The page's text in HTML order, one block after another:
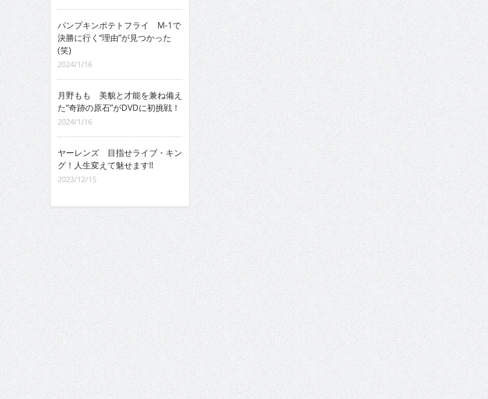
パンプキンポテトフライ M-1で
決勝に行く“理由”が見つかった
(笑)
2024/1/16
月野もも 美貌と才能を兼ね備え
た“奇跡の原石”がDVDに初挑戦！
2024/1/16
ヤーレンズ 目指せライブ・キン
グ！人生変えて魅せます!!
2023/12/15